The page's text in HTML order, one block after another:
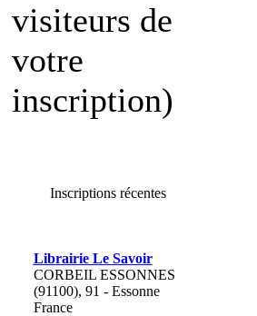
visiteurs de
votre
inscription)
Inscriptions récentes
Librairie Le Savoir
CORBEIL ESSONNES
(91100), 91 - Essonne
France